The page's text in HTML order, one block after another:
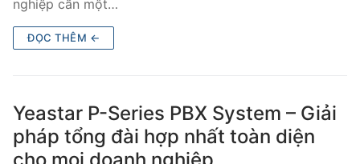
nghiệp cần một…
ĐỌC THÊM ←
Yeastar P-Series PBX System – Giải
pháp tổng đài hợp nhất toàn diện
cho mọi doanh nghiệp